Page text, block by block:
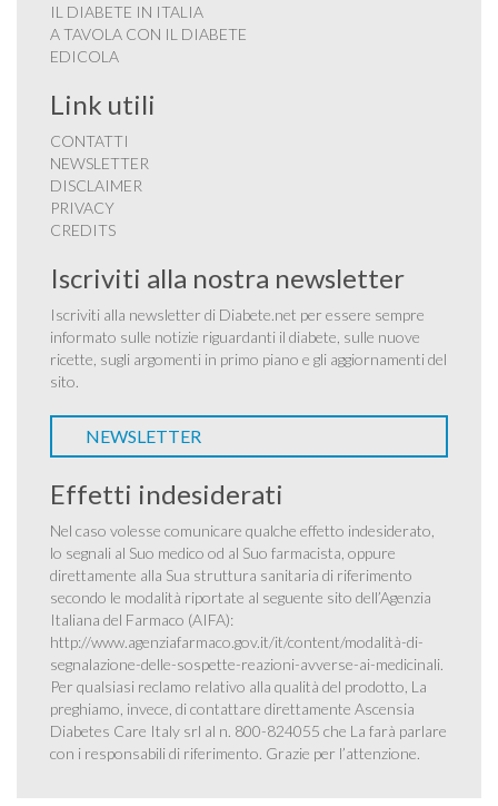
IL DIABETE IN ITALIA
A TAVOLA CON IL DIABETE
EDICOLA
Link utili
CONTATTI
NEWSLETTER
DISCLAIMER
PRIVACY
CREDITS
Iscriviti alla nostra newsletter
Iscriviti alla newsletter di Diabete.net per essere sempre
informato sulle notizie riguardanti il diabete, sulle nuove
ricette, sugli argomenti in primo piano e gli aggiornamenti del
sito.
NEWSLETTER
Effetti indesiderati
Nel caso volesse comunicare qualche effetto indesiderato,
lo segnali al Suo medico od al Suo farmacista, oppure
direttamente alla Sua struttura sanitaria di riferimento
secondo le modalità riportate al seguente sito dell’Agenzia
Italiana del Farmaco (AIFA):
http://www.agenziafarmaco.gov.it/it/content/modalità-di-
segnalazione-delle-sospette-reazioni-avverse-ai-medicinali.
Per qualsiasi reclamo relativo alla qualità del prodotto, La
preghiamo, invece, di contattare direttamente Ascensia
Diabetes Care Italy srl al n. 800-824055 che La farà parlare
con i responsabili di riferimento. Grazie per l’attenzione.